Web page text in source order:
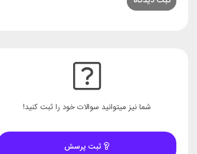
شما نیز میتوانید سوالات خود را ثبت کنید!
ثبت پرسش